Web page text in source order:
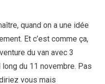
quand on a une idée
Et c’est comme ça,
du van avec 3
du 11 novembre. Pas
vous mais